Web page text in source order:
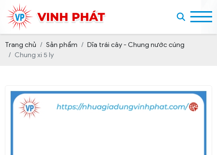
Trang chủ Sản phẩm
Dĩa trái cây - Chung nước cúng
Chung xi 5 ly